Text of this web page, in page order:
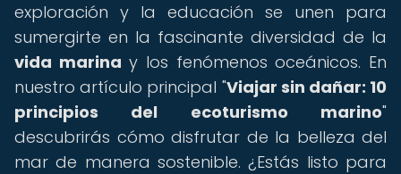
exploración y la educación se unen para
sumergirte en la fascinante diversidad de la
vida marina y los fenómenos oceánicos. En
nuestro artículo principal "Viajar sin dañar: 10
principios del ecoturismo marino"
descubrirás cómo disfrutar de la belleza del
mar de manera sostenible. ¿Estás listo para